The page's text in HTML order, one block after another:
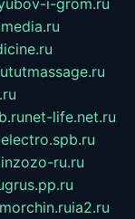
tutmassage.ru
net-life.net.ru
ru.ru
ia2.ru